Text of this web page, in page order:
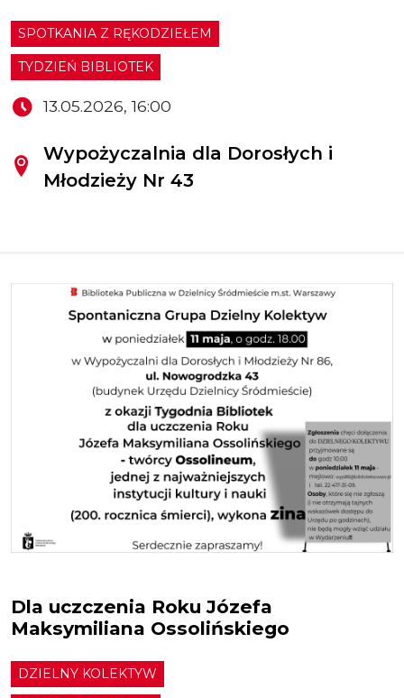
SPOTKANIA Z RĘKODZIEŁEM
TYDZIEŃ BIBLIOTEK
13.05.2026, 16:00
Wypożyczalnia dla Dorosłych i
Młodzieży Nr 43
Dla uczczenia Roku Józefa
Maksymiliana Ossolińskiego
DZIELNY KOLEKTYW